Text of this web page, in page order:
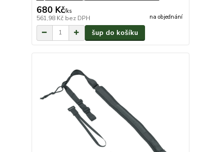
680 Kč/ks
561,98 Kč bez DPH na objednání
šup do košíku